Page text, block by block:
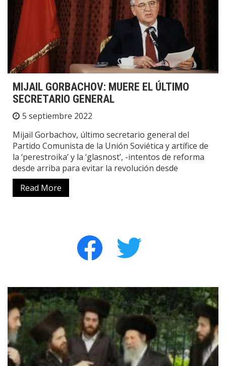
MIJAIL GORBACHOV: MUERE EL ÚLTIMO
SECRETARIO GENERAL
5 septiembre 2022
Mijail Gorbachov, último secretario general del
Partido Comunista de la Unión Soviética y artífice de
la ‘perestroika’ y la ‘glasnost’, -intentos de reforma
desde arriba para evitar la revolución desde
Read More
facebook twitter